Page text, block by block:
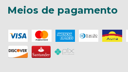
Meios de pagamento